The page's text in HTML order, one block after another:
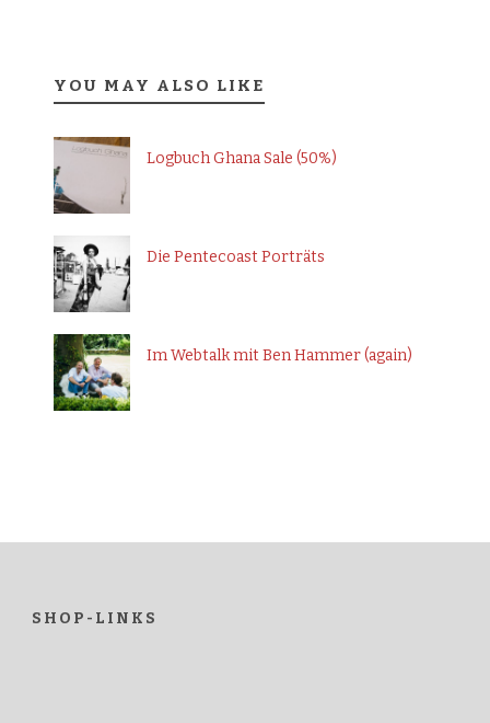
YOU MAY ALSO LIKE
Logbuch Ghana Sale (50%)
Die Pentecoast Porträts
Im Webtalk mit Ben Hammer (again)
SHOP-LINKS